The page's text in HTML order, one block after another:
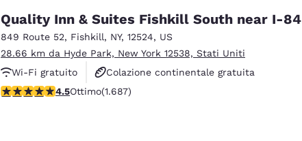
Quality Inn & Suites Fishkill South near I-84
849 Route 52, Fishkill, NY, 12524, US
28.66 km da Hyde Park, New York 12538, Stati Uniti
Wi-Fi gratuito
Colazione continentale gratuita
Non fumatori
Valutazione di 4.47 stelle. Ottimo. 1687 recensioni
4.5Ottimo(1.687)